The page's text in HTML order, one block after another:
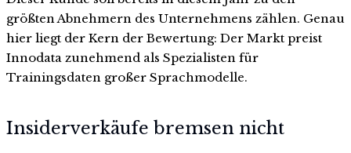
größten Abnehmern des Unternehmens zählen. Genau
hier liegt der Kern der Bewertung: Der Markt preist
Innodata zunehmend als Spezialisten für
Trainingsdaten großer Sprachmodelle.
Insiderverkäufe bremsen nicht